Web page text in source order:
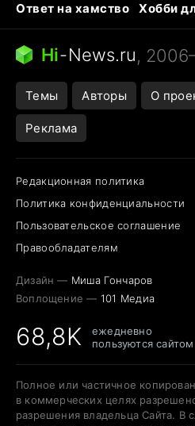
Ответ на хамство
Хобби
Бензин 100 и 95
Тунцы в
Следующая пандемия
Hi-News.ru,
Темы Авторы О
Реклама
Редакционная политика
Политика конфиденциальности
Пользовательское соглашение
Правообладателям
Дизайн — Миша Гончаров
Воплощение — 101 Медиа
68,8K
ежедневно
пользуются сайтом
Полное или частичное
в коммерческих целях
разрешения владельца Сайта. В